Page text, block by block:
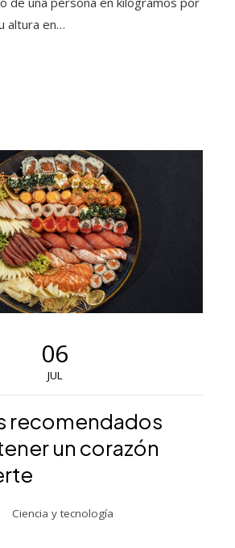
altura en…
06
JUL
recomendados
un corazón
Ciencia y tecnología